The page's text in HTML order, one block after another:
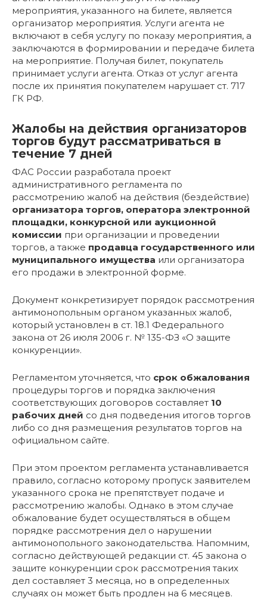
мероприятия, указанного на билете, является
организатор мероприятия. Услуги агента не
включают в себя услугу по показу мероприятия, а
заключаются в формировании и передаче билета
на мероприятие. Получая билет, покупатель
принимает услуги агента. Отказ от услуг агента
после их принятия покупателем нарушает ст. 717
ГК РФ.
Жалобы на действия организаторов
торгов будут рассматриваться в
течение 7 дней
ФАС России разработала проект
административного регламента по
рассмотрению жалоб на действия (бездействие)
организатора торгов, оператора электронной
площадки, конкурсной или аукционной
комиссии при организации и проведении
торгов, а также продавца государственного или
муниципального имущества или организатора
его продажи в электронной форме.
Документ конкретизирует порядок рассмотрения
антимонопольным органом указанных жалоб,
который установлен в ст. 18.1 Федерального
закона от 26 июля 2006 г. № 135-ФЗ «О защите
конкуренции».
Регламентом уточняется, что срок обжалования
процедуры торгов и порядка заключения
соответствующих договоров составляет 10
рабочих дней со дня подведения итогов торгов
либо со дня размещения результатов торгов на
официальном сайте.
При этом проектом регламента устанавливается
правило, согласно которому пропуск заявителем
указанного срока не препятствует подаче и
рассмотрению жалобы. Однако в этом случае
обжалование будет осуществляться в общем
порядке рассмотрения дел о нарушении
антимонопольного законодательства. Напомним,
согласно действующей редакции ст. 45 закона о
защите конкуренции срок рассмотрения таких
дел составляет 3 месяца, но в определенных
случаях он может быть продлен на 6 месяцев.